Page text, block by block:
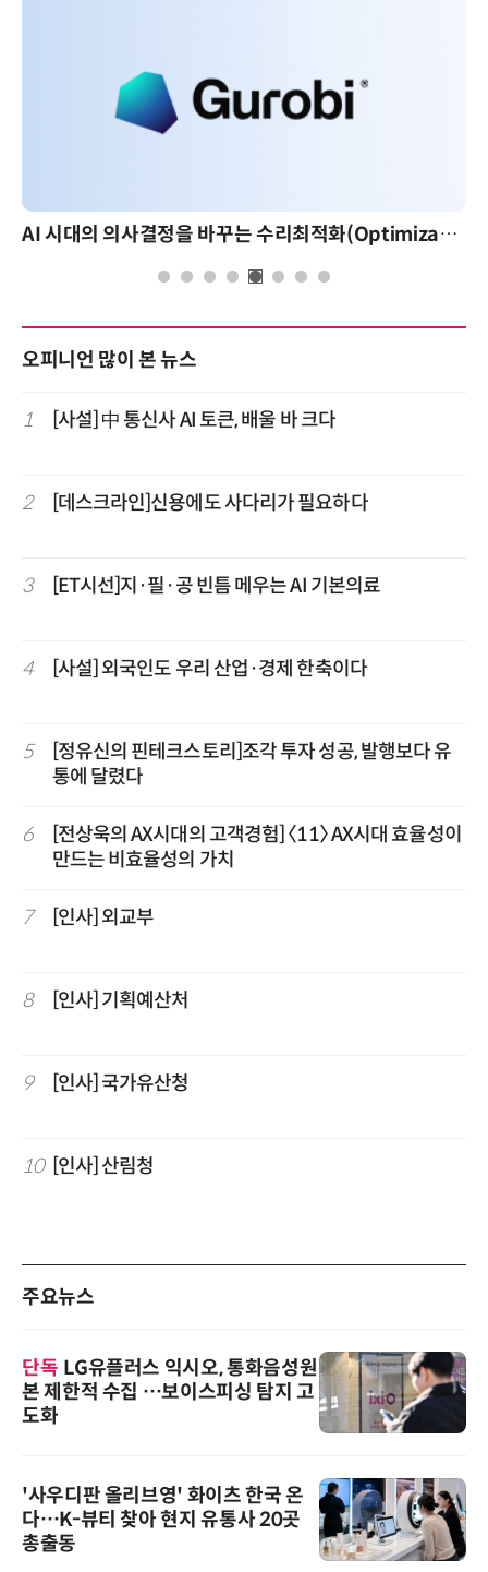
AI 시대의 의사결정을 바꾸는 수리최적화(Optimization): 실제 산업 적용 사례와 활용 전략
오피니언 많이 본 뉴스
1 [사설] 中 통신사 AI 토큰, 배울 바 크다
2 [데스크라인]신용에도 사다리가 필요하다
3 [ET시선]지·필·공 빈틈 메우는 AI 기본의료
4 [사설] 외국인도 우리 산업·경제 한축이다
5
[정유신의 핀테크스토리]조각 투자 성공, 발행보다 유
통에 달렸다
6
[전상욱의 AX시대의 고객경험] 〈11〉 AX시대 효율성이
만드는 비효율성의 가치
7 [인사] 외교부
8 [인사] 기획예산처
9 [인사] 국가유산청
10 [인사] 산림청
주요뉴스
단독 LG유플러스 익시오, 통화음성원
본 제한적 수집 …보이스피싱 탐지 고
도화
'사우디판 올리브영' 화이츠 한국 온
다…K-뷰티 찾아 현지 유통사 20곳
총출동